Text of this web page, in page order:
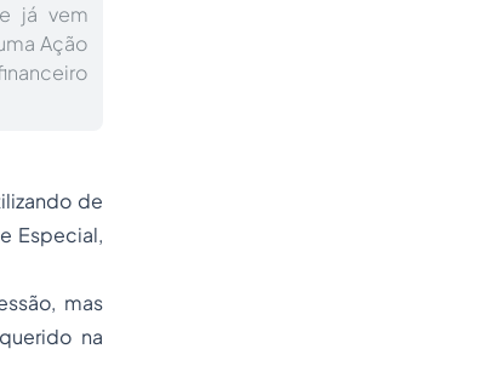
já vem
Ação
de
Especial,
mas
na